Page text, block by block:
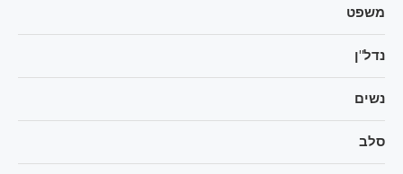
משפט
נדל"ן
נשים
סלב